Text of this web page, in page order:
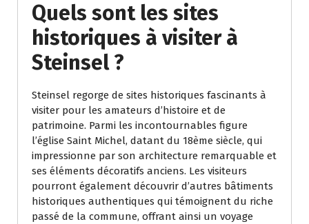
Quels sont les sites
historiques à visiter à
Steinsel ?
Steinsel regorge de sites historiques fascinants à
visiter pour les amateurs d’histoire et de
patrimoine. Parmi les incontournables figure
l’église Saint Michel, datant du 18ème siècle, qui
impressionne par son architecture remarquable et
ses éléments décoratifs anciens. Les visiteurs
pourront également découvrir d’autres bâtiments
historiques authentiques qui témoignent du riche
passé de la commune, offrant ainsi un voyage